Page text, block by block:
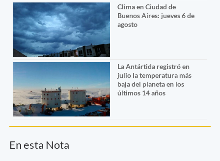
Clima en Ciudad de
Buenos Aires: jueves 6 de
agosto
La Antártida registró en
julio la temperatura más
baja del planeta en los
últimos 14 años
En esta Nota